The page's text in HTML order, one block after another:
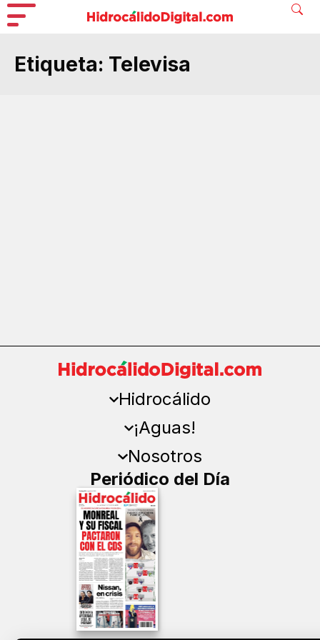
Etiqueta: Televisa
Hidrocálido
¡Aguas!
Nosotros
Periódico del Día